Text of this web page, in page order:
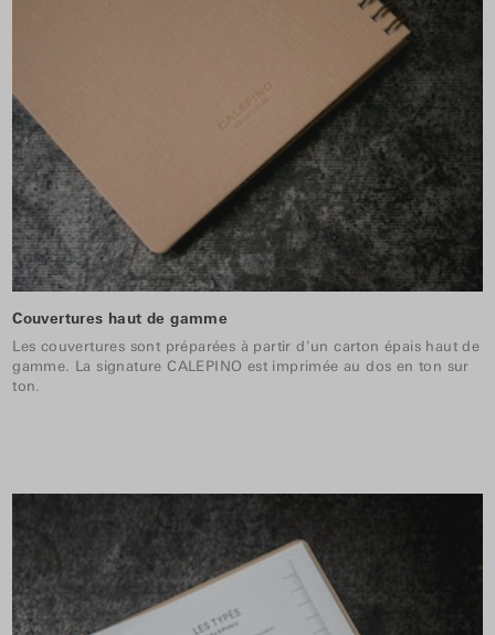
Couvertures haut de gamme
Les couvertures sont préparées à partir d'un carton épais haut de
gamme. La signature CALEPINO est imprimée au dos en ton sur
ton.